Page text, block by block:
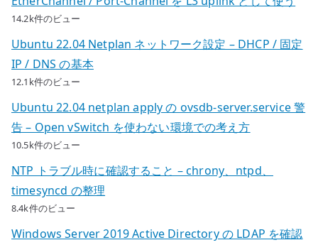
設
計
情
ど
う
戻
す
か
へ
14.2k件のビュー
Ubuntu 22.04 Netplan ネットワーク設定 – DHCP / 固定
IP / DNS の基本
12.1k件のビュー
Ubuntu 22.04 netplan apply の ovsdb-server.service 警
告 – Open vSwitch を使わない環境での考え方
10.5k件のビュー
NTP トラブル時に確認すること – chrony、ntpd、
timesyncd の整理
8.4k件のビュー
Windows Server 2019 Active Directory の LDAP を確認